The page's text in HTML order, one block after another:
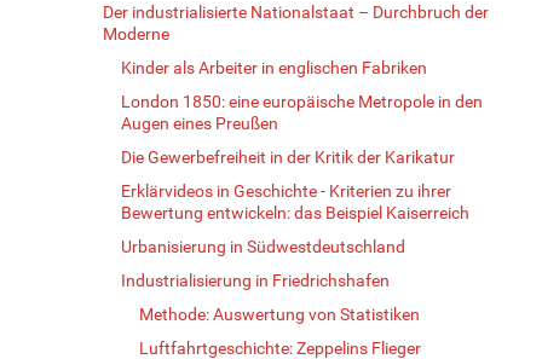
Der industrialisierte Nationalstaat – Durchbruch der
Moderne
Kinder als Arbeiter in englischen Fabriken
London 1850: eine europäische Metropole in den
Augen eines Preußen
Die Gewerbefreiheit in der Kritik der Karikatur
Erklärvideos in Geschichte - Kriterien zu ihrer
Bewertung entwickeln: das Beispiel Kaiserreich
Urbanisierung in Südwestdeutschland
Industrialisierung in Friedrichshafen
Methode: Auswertung von Statistiken
Luftfahrtgeschichte: Zeppelins Flieger